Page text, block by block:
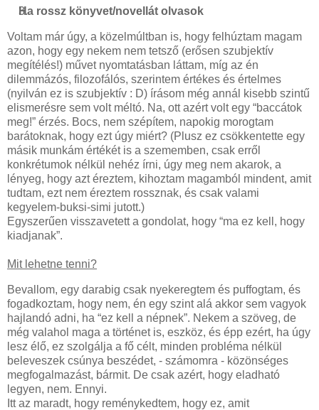
Ha rossz könyvet/novellát olvasok
Voltam már úgy, a közelmúltban is, hogy felhúztam magam
azon, hogy egy nekem nem tetsző (erősen szubjektív
megítélés!) művet nyomtatásban láttam, míg az én
dilemmázós, filozofálós, szerintem értékes és értelmes
(nyilván ez is szubjektív : D) írásom még annál kisebb szintű
elismerésre sem volt méltó. Na, ott azért volt egy “baccátok
meg!” érzés. Bocs, nem szépítem, napokig morogtam
barátoknak, hogy ezt úgy miért? (Plusz ez csökkentette egy
másik munkám értékét is a szememben, csak erről
konkrétumok nélkül nehéz írni, úgy meg nem akarok, a
lényeg, hogy azt éreztem, kihoztam magamból mindent, amit
tudtam, ezt nem éreztem rossznak, és csak valami
kegyelem-buksi-simi jutott.)
Egyszerűen visszavetett a gondolat, hogy “ma ez kell, hogy
kiadjanak”.
Mit lehetne tenni?
Bevallom, egy darabig csak nyekeregtem és puffogtam, és
fogadkoztam, hogy nem, én egy szint alá akkor sem vagyok
hajlandó adni, ha “ez kell a népnek”. Nekem a szöveg, de
még valahol maga a történet is, eszköz, és épp ezért, ha úgy
lesz élő, ez szolgálja a fő célt, minden probléma nélkül
beleveszek csúnya beszédet, - számomra - közönséges
megfogalmazást, bármit. De csak azért, hogy eladható
legyen, nem. Ennyi.
Itt az maradt, hogy reménykedtem, hogy ez, amit